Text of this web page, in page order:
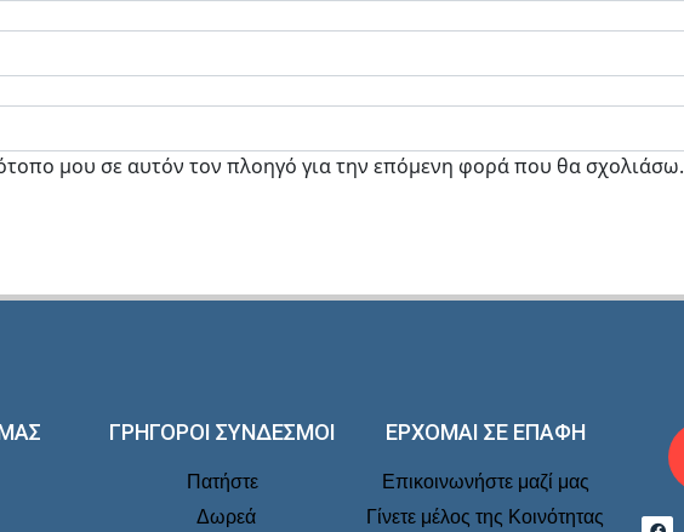
μου σε αυτόν τον πλοηγό για την επόμενη φορά που θα σχολιάσω.
ΓΡΗΓΟΡΟΙ ΣΥΝΔΕΣΜΟΙ
Πατήστε
Δωρεά
ΕΡΧΟΜΑΙ ΣΕ ΕΠΑΦΉ
Επικοινωνήστε μαζί μας
Γίνετε μέλος της Κοινότητας